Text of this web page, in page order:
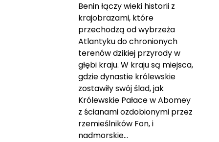
Benin łączy wieki historii z
krajobrazami, które
przechodzą od wybrzeża
Atlantyku do chronionych
terenów dzikiej przyrody w
głębi kraju. W kraju są miejsca,
gdzie dynastie królewskie
zostawiły swój ślad, jak
Królewskie Pałace w Abomey
z ścianami ozdobionymi przez
rzemieślników Fon, i
nadmorskie...